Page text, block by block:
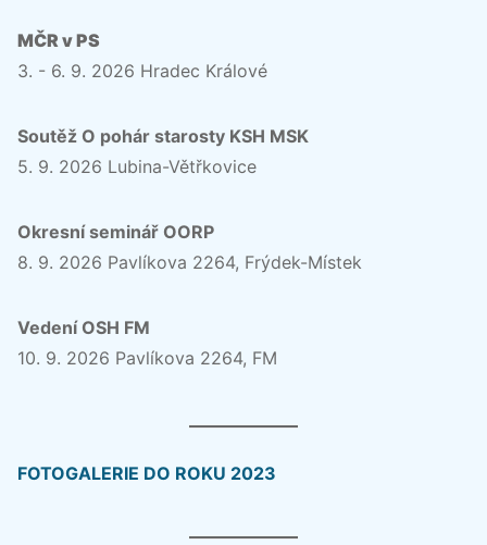
MČR v PS
3. - 6. 9. 2026 Hradec Králové
Soutěž O pohár starosty KSH MSK
5. 9. 2026 Lubina-Větřkovice
Okresní seminář OORP
8. 9. 2026 Pavlíkova 2264, Frýdek-Místek
Vedení OSH FM
10. 9. 2026 Pavlíkova 2264, FM
FOTOGALERIE DO ROKU 2023